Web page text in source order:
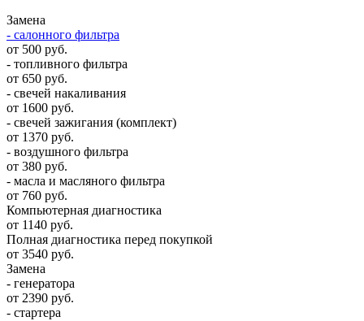
Замена
- салонного фильтра
от 500 руб.
- топливного фильтра
от 650 руб.
- свечей накаливания
от 1600 руб.
- свечей зажигания (комплект)
от 1370 руб.
- воздушного фильтра
от 380 руб.
- масла и масляного фильтра
от 760 руб.
Компьютерная диагностика
от 1140 руб.
Полная диагностика перед покупкой
от 3540 руб.
Замена
- генератора
от 2390 руб.
- стартера